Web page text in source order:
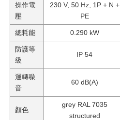
操作電
壓
230 V, 50 Hz, 1P + N +
PE
總耗能 0.290 kW
防護等
級
IP 54
運轉噪
音
60 dB(A)
顏色
grey RAL 7035
structured